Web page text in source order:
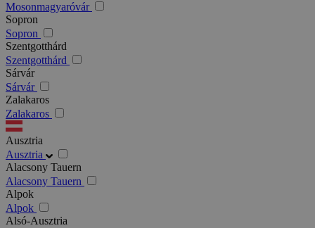
Mosonmagyaróvár
Sopron
Sopron
Szentgotthárd
Szentgotthárd
Sárvár
Sárvár
Zalakaros
Zalakaros
Ausztria
Ausztria
Alacsony Tauern
Alacsony Tauern
Alpok
Alpok
Alsó-Ausztria